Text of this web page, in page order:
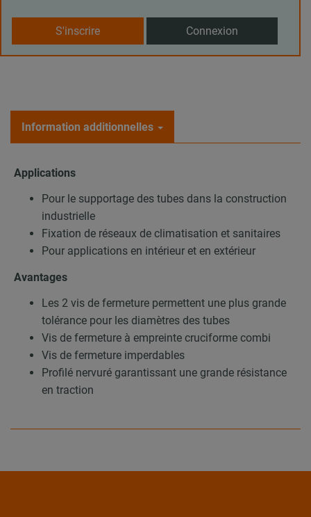
S'inscrire Connexion
Information additionnelles
Applications
Pour le supportage des tubes dans la construction
industrielle
Fixation de réseaux de climatisation et sanitaires
Pour applications en intérieur et en extérieur
Avantages
Les 2 vis de fermeture permettent une plus grande
tolérance pour les diamètres des tubes
Vis de fermeture à empreinte cruciforme combi
Vis de fermeture imperdables
Profilé nervuré garantissant une grande résistance
en traction